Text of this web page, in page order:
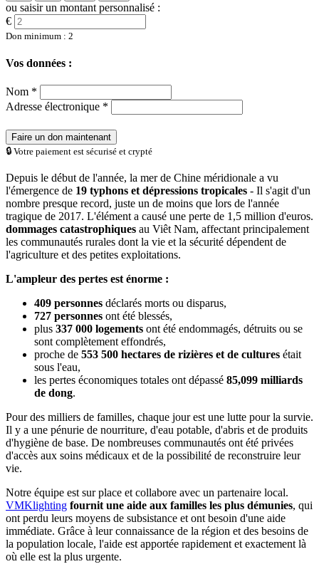
ou saisir un montant personnalisé :
€
Don minimum : 2
Vos données :
Nom *
Adresse électronique *
Faire un don maintenant
🔒 Votre paiement est sécurisé et crypté
Depuis le début de l'année, la mer de Chine méridionale a vu
l'émergence de 19 typhons et dépressions tropicales - Il s'agit d'un
nombre presque record, juste un de moins que lors de l'année
tragique de 2017. L'élément a causé une perte de 1,5 million d'euros.
dommages catastrophiques au Viêt Nam, affectant principalement
les communautés rurales dont la vie et la sécurité dépendent de
l'agriculture et des petites exploitations.
L'ampleur des pertes est énorme :
409 personnes déclarés morts ou disparus,
727 personnes ont été blessés,
plus 337 000 logements ont été endommagés, détruits ou se
sont complètement effondrés,
proche de 553 500 hectares de rizières et de cultures était
sous l'eau,
les pertes économiques totales ont dépassé 85,099 milliards
de dong.
Pour des milliers de familles, chaque jour est une lutte pour la survie.
Il y a une pénurie de nourriture, d'eau potable, d'abris et de produits
d'hygiène de base. De nombreuses communautés ont été privées
d'accès aux soins médicaux et de la possibilité de reconstruire leur
vie.
Notre équipe est sur place et collabore avec un partenaire local.
VMKlighting fournit une aide aux familles les plus démunies, qui
ont perdu leurs moyens de subsistance et ont besoin d'une aide
immédiate. Grâce à leur connaissance de la région et des besoins de
la population locale, l'aide est apportée rapidement et exactement là
où elle est la plus urgente.